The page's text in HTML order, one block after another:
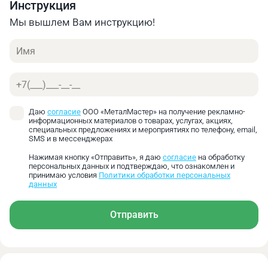
Онлайн калькулятор позволяет быстро получить
предварительную оценку стоимости своего заказа.
необходимых характеристик.
Инструкция
Мы вышлем Вам инструкцию!
Имя
Телефон
Даю согласие ООО «МеталМастер» на получение рекламно-
информационных материалов о товарах, услугах, акциях,
специальных предложениях и мероприятиях по телефону, email,
SMS и в мессенджерах
Нажимая кнопку «Отправить», я даю согласие на обработку
персональных данных и подтверждаю, что ознакомлен и
принимаю условия Политики обработки персональных
данных
Отправить